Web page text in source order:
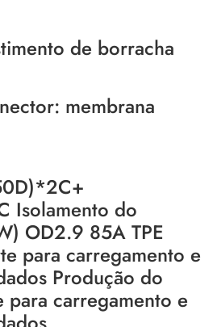
de borracha
membrana
Isolamento do
OD2.9 85A TPE
para carregamento e
Produção do
carregamento e